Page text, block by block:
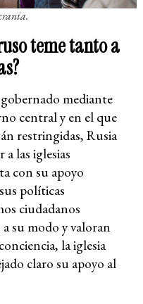
teme tanto a
mediante
central y en el que
restringidas, Rusia
las iglesias
con su apoyo
políticas
ciudadanos
su modo y valoran
la iglesia
claro su apoyo al